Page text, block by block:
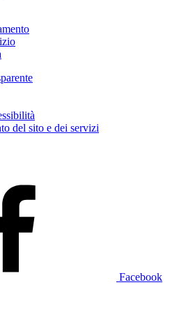
del sito e dei servizi
Facebook